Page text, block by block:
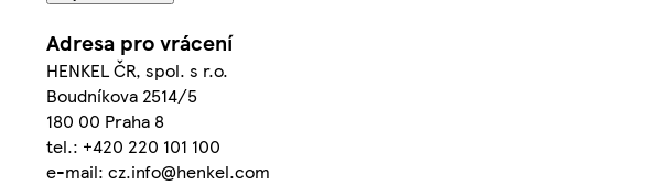
Adresa pro vrácení
HENKEL ČR, spol. s r.o.
Boudníkova 2514/5
180 00 Praha 8
tel.: +420 220 101 100
e-mail: cz.info@henkel.com